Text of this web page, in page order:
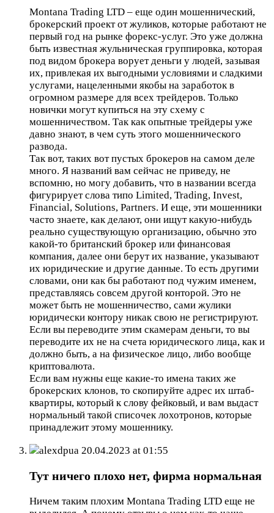
Montana Trading LTD – еще один мошеннический,
брокерский проект от жуликов, которые работают не
первый год на рынке форекс-услуг. Это уже должна
быть известная жульническая группировка, которая
под видом брокера ворует деньги у людей, зазывая
их, привлекая их выгодными условиями и сладкими
услугами, нацеленными якобы на заработок в
огромном размере для всех трейдеров. Только
новички могут купиться на эту схему с
мошенничеством. Так как опытные трейдеры уже
давно знают, в чем суть этого мошеннического
развода.
Так вот, таких вот пустых брокеров на самом деле
много. Я названий вам сейчас не приведу, не
вспомню, но могу добавить, что в названии всегда
фигурирует слова типо Limited, Trading, Invest,
Financial, Solutions, Partners. И еще, эти мошенники
часто знаете, как делают, они ищут какую-нибудь
реально существующую организацию, обычно это
какой-то британский брокер или финансовая
компания, далее они берут их название, указывают
их юридические и другие данные. То есть другими
словами, они как бы работают под чужим именем,
представляясь совсем другой конторой. Это не
может быть не мошенничество, сами жулики
юридически контору никак свою не регистрируют.
Если вы переводите этим скамерам деньги, то вы
переводите их не на счета юридического лица, как и
должно быть, а на физическое лицо, либо вообще
криптовалюта.
Если вам нужны еще какие-то имена таких же
брокерских клонов, то скопируйте адрес их штаб-
квартиры, который к слову фейковый, и вам выдаст
нормальный такой списочек лохотронов, которые
принадлежит этому мошеннику.
alexdpua 20.04.2023 at 01:55
Тут ничего плохо нет, фирма нормальная
Ничем таким плохим Montana Trading LTD еще не